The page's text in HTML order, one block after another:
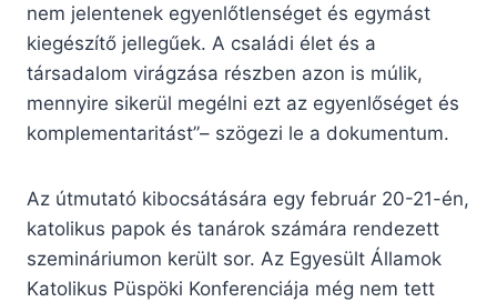
nem jelentenek egyenlőtlenséget és egymást
kiegészítő jellegűek. A családi élet és a
társadalom virágzása részben azon is múlik,
mennyire sikerül megélni ezt az egyenlőséget és
komplementaritást”– szögezi le a dokumentum.
Az útmutató kibocsátására egy február 20-21-én,
katolikus papok és tanárok számára rendezett
szemináriumon került sor. Az Egyesült Államok
Katolikus Püspöki Konferenciája még nem tett